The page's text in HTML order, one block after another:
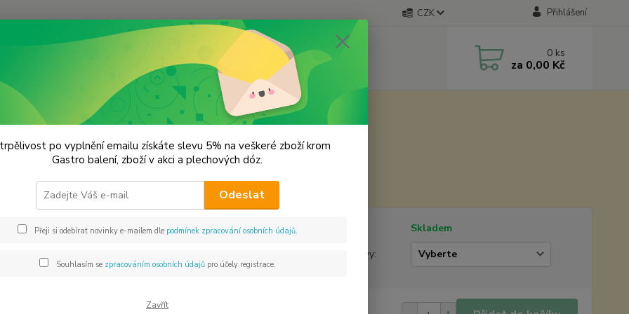
CZK Přihlášení
0 ks
za 0,00 Kč
Plechové dózy - kořenky Japonská dóza na čaj VÝPRODEJ
dóza na čaj VÝPRODEJ
Skladem
Množstevní slevy:
po vyplnění emailu získáte slevu 5% na veškeré zboží krom
Gastro balení, zboží v akci a plechových dóz.
Odeslat
Přeji si odebírat novinky e-mailem dle podmínek zpracování osobních údajů.
Souhlasím se zpracováním osobních údajůpro účely registrace.
Zavřít